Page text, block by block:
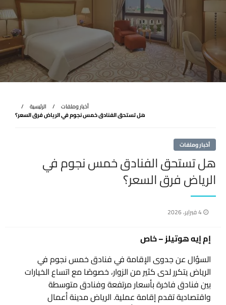
الرئيسية
أخبار وملفات
هل تستحق الفنادق خمس نجوم في الرياض فرق السعر؟
أخبار وملفات
هل تستحق الفنادق خمس نجوم في
الرياض فرق السعر؟
نُشر
4 فبراير، 2026
إم إيه هوتيلز – خاص
السؤال عن جدوى الإقامة في فنادق خمس نجوم في
الرياض يتكرر لدى كثير من الزوار، خصوصًا مع اتساع الخيارات
بين فنادق فاخرة بأسعار مرتفعة وفنادق متوسطة
واقتصادية تقدم إقامة عملية. الرياض مدينة أعمال